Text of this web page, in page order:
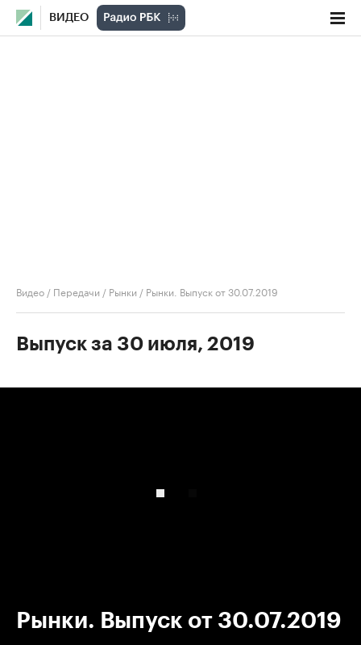
ВИДЕО
Видео / Передачи / Рынки / Рынки. Выпуск от 30.07.2019
Выпуск за 30 июля, 2019
Рынки. Выпуск от 30.07.2019